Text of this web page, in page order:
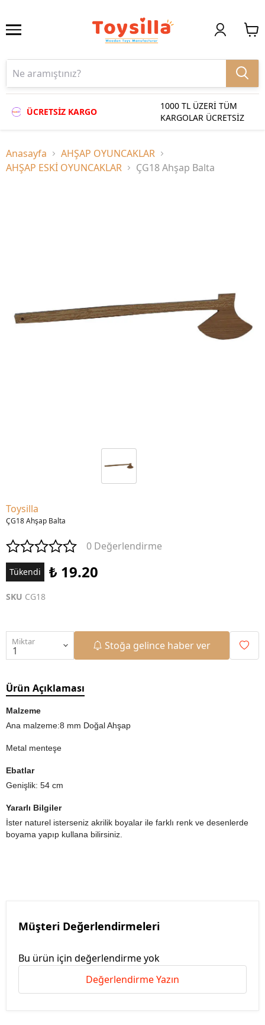
ÜCRETSİZ KARGO
1000 TL ÜZERİ TÜM
KARGOLAR ÜCRETSİZ
Anasayfa
AHŞAP OYUNCAKLAR
AHŞAP ESKİ OYUNCAKLAR
ÇG18 Ahşap Balta
Toysilla
ÇG18 Ahşap Balta
0 Değerlendirme
Tükendi ₺ 19.20
SKU CG18
Miktar Stoğa gelince haber ver
Ürün Açıklaması
Malzeme
Ana malzeme:8 mm Doğal Ahşap
Metal menteşe
Ebatlar
Genişlik: 54 cm
Yararlı Bilgiler
İster naturel isterseniz akrilik boyalar ile farklı renk ve desenlerde
boyama yapıp kullana bilirsiniz.
Müşteri Değerlendirmeleri
Bu ürün için değerlendirme yok
Değerlendirme Yazın